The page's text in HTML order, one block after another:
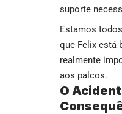
suporte
Estamos
que Felix está
realmente
aos palcos.
O